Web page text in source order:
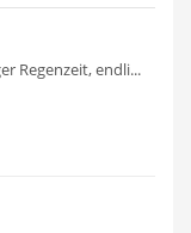
Regenzeit, endli...